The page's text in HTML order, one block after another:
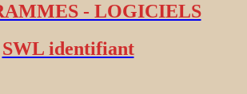
- LOGICIELS
SWL identifiant